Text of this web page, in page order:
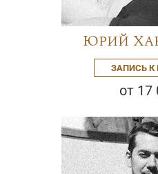
Юрий
ЗАПИСЬ К
от 17